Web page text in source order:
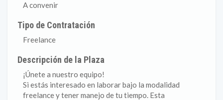
A convenir
Tipo de Contratación
Freelance
Descripción de la Plaza
¡Únete a nuestro equipo!
Si estás interesado en laborar bajo la modalidad
freelance y tener manejo de tu tiempo. Esta